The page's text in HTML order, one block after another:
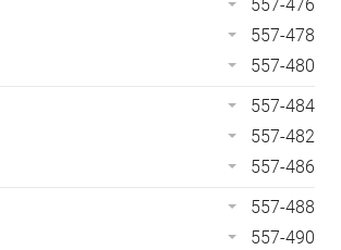
557-476
557-478
557-480
557-484
557-482
557-486
557-488
557-490